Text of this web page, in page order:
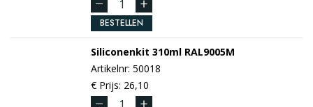
BESTELLEN
Siliconenkit 310ml RAL9005M
Artikelnr: 50018
€ Prijs: 26,10